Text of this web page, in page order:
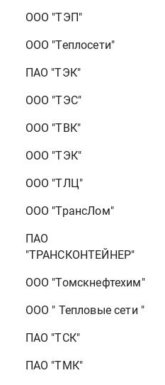
ООО "ТЭП"
ООО "Теплосети"
ПАО "ТЭК"
ООО "ТЭС"
ООО "ТВК"
ООО "ТЭК"
ООО "ТЛЦ"
ООО "ТрансЛом"
ПАО
"ТРАНСКОНТЕЙНЕР"
ООО "Томскнефтехим"
ООО " Тепловые сети "
ПАО "ТСК"
ПАО "ТМК"